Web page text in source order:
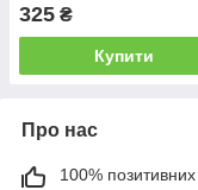
325 ₴
Купити
Про нас
100% позитивних